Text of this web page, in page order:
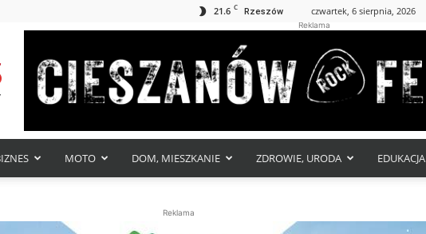
21.6 C Rzeszów czwartek, 6 sierpnia, 2026
Reklama
MOTO DOM, MIESZKANIE ZDROWIE, URODA EDUKACJA
Reklama